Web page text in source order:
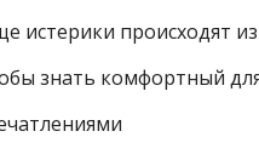
происходят
знать комфортный